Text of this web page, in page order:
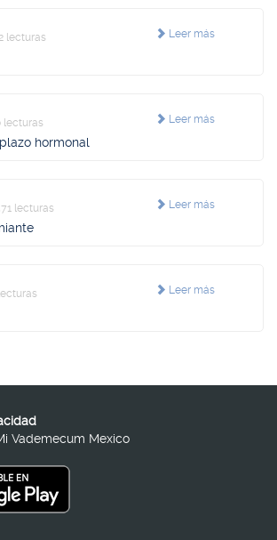
Leer más
lecturas
Leer más
lecturas
hormonal
Leer más
lecturas
Leer más
Vademecum Mexico